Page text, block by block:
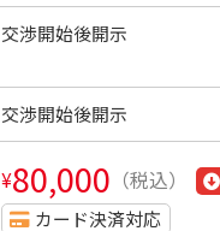
交渉開始後開示
交渉開始後開示
¥80,000 （税込）
カード決済対応